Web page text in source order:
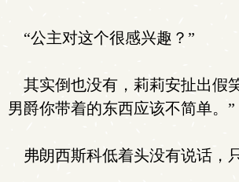
“公主对这个很感兴趣？”
其实倒也没有，莉莉安扯出假
男爵你带着的东西应该不简单。”
弗朗西斯科低着头没有说话，